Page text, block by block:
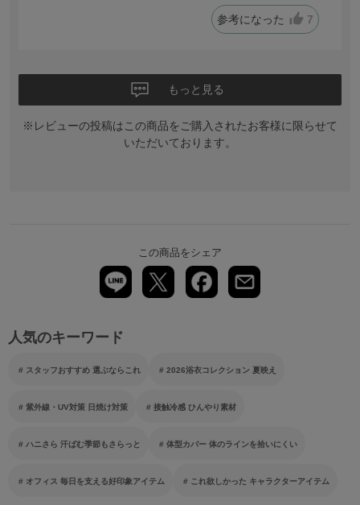
参考になった 7
もっと見る
※レビューの投稿はこの商品をご購入されたお客様に限らせて
いただいております。
この商品をシェア
人気のキーワード
スタッフおすすめ 選ぶならこれ 2026浴衣コレクション 夏映え
紫外線・UV対策 日焼け対策 接触冷感 ひんやり素材
ハニさら 汗ばむ季節もさらっと 体型カバー 体のラインを拾いにくい
オフィス 毎日を支える好印象アイテム これ欲しかった キャラクターアイテム